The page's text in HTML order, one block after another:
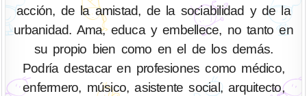
acción, de la amistad, de la sociabilidad y de la
urbanidad. Ama, educa y embellece, no tanto en
su propio bien como en el de los demás.
Podría destacar en profesiones como médico,
enfermero, músico, asistente social, arquitecto,